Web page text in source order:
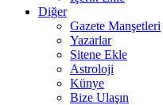
Diğer
Gazete Manşetleri
Yazarlar
Sitene Ekle
Astroloji
Künye
Bize Ulaşın